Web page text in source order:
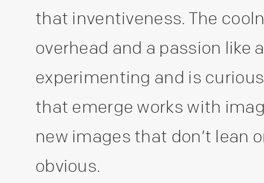
that inventiveness. The
overhead and a passion like
experimenting and is
that emerge works with
new images that don’t lean
obvious.